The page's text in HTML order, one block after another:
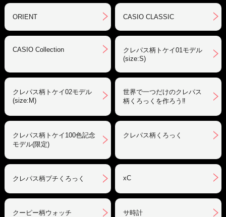
ORIENT CASIO CLASSIC
CASIO Collection
クレパス柄トケイ01モデル
(size:S)
クレパス柄トケイ02モデル
(size:M)
世界で一つだけのクレパス
柄くろっくを作ろう‼︎
クレパス柄トケイ100色記念
モデル(限定)
クレパス柄くろっく
クレパス柄プチくろっく xC
クーピー柄ウォッチ サ時計